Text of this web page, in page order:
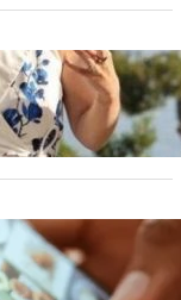
la Lisabona: O
pentru familia
Telefoane:
Tehnologiei